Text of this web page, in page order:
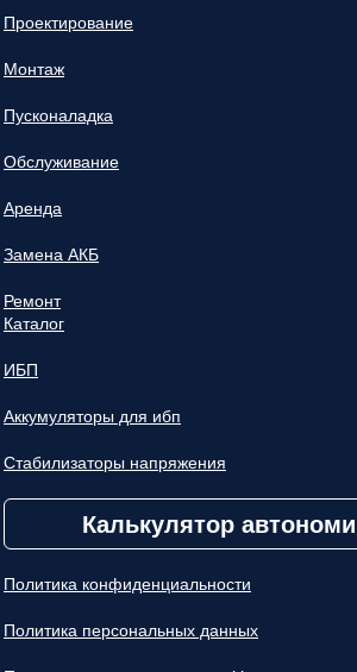
Проектирование
Монтаж
Пусконаладка
Обслуживание
Аренда
Замена АКБ
Ремонт
Каталог
ИБП
Аккумуляторы для ибп
Стабилизаторы напряжения
Калькулятор
Политика конфиденциальности
Политика персональных данных